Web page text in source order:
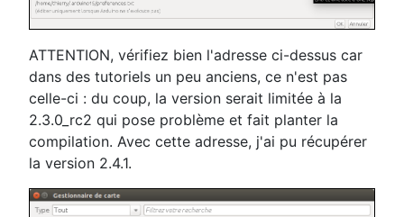
ATTENTION, vérifiez bien l'adresse ci-dessus car
dans des tutoriels un peu anciens, ce n'est pas
celle-ci : du coup, la version serait limitée à la
2.3.0_rc2 qui pose problème et fait planter la
compilation. Avec cette adresse, j'ai pu récupérer
la version 2.4.1.